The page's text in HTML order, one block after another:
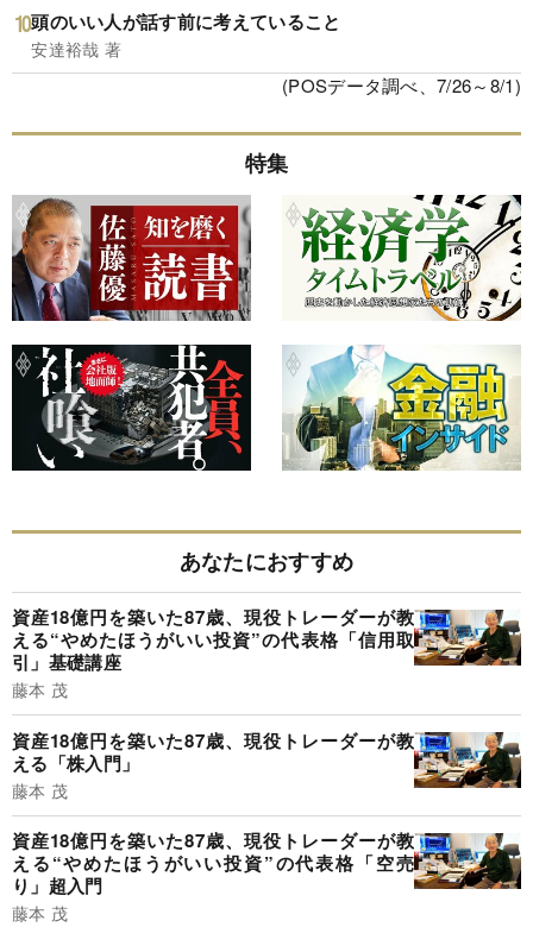
頭のいい人が話す前に考えていること
安達裕哉 著
(POSデータ調べ、7/26～8/1)
特集
あなたにおすすめ
資産18億円を築いた87歳、現役トレーダーが教
える“やめたほうがいい投資”の代表格「信用取
引」基礎講座
藤本 茂
資産18億円を築いた87歳、現役トレーダーが教
える「株入門」
藤本 茂
資産18億円を築いた87歳、現役トレーダーが教
える“やめたほうがいい投資”の代表格「空売
り」超入門
藤本 茂